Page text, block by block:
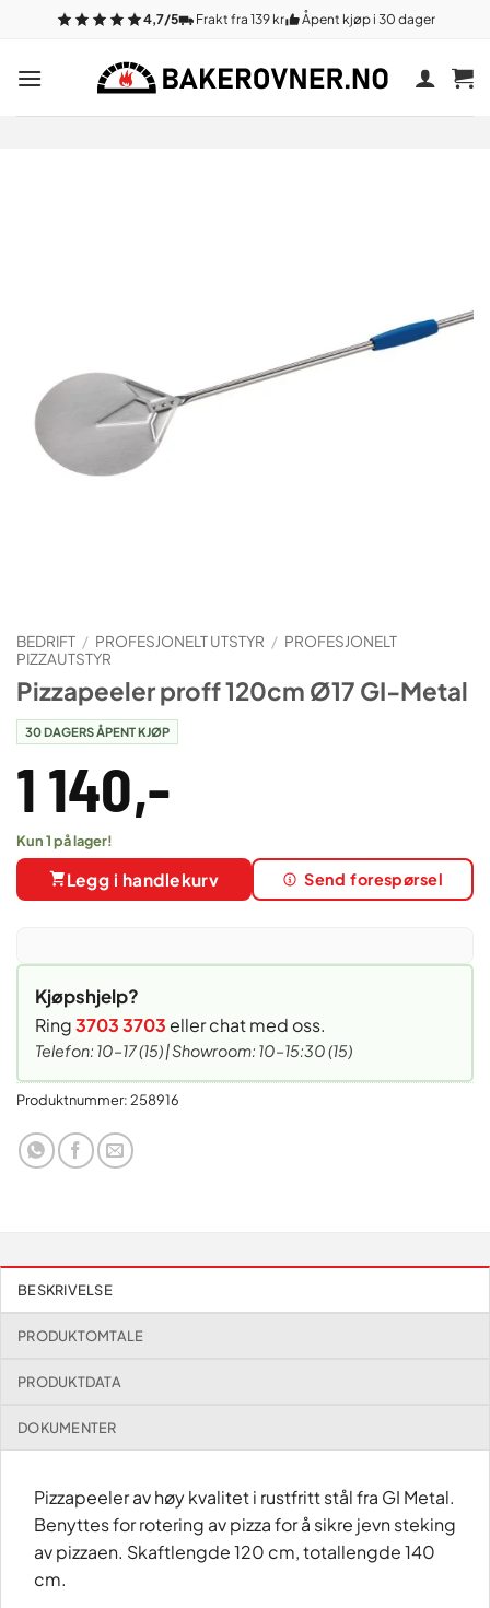
innhold
4,7/5 Frakt fra 139 kr Åpent kjøp i 30 dager
BEDRIFT / PROFESJONELT UTSTYR / PROFESJONELT
PIZZAUTSTYR
Pizzapeeler proff 120cm Ø17 GI-Metal
30 DAGERS ÅPENT KJØP
1 140,-
Kun 1 på lager!
Legg i handlekurv Send forespørsel
Kjøpshjelp?
Ring3703 3703 eller chat med oss.
Telefon: 10–17 (15) | Showroom: 10–15:30 (15)
Produktnummer:258916
BESKRIVELSE
PRODUKTOMTALE
PRODUKTDATA
DOKUMENTER
Pizzapeeler av høy kvalitet i rustfritt stål fra GI Metal.
Benyttes for rotering av pizza for å sikre jevn steking
av pizzaen. Skaftlengde 120 cm, totallengde 140
cm.